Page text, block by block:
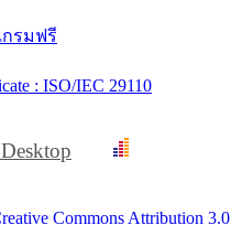
Commons Attribution 3.0